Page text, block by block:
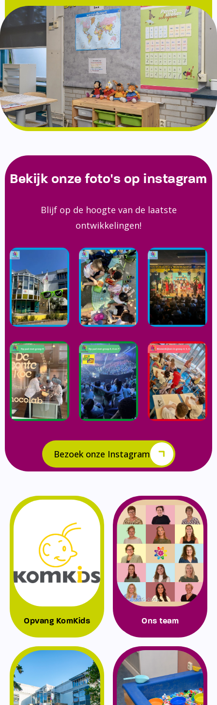
Bekijk onze foto's op instagram
Blijf op de hoogte van de laatste
ontwikkelingen!
Bezoek onze Instagram
Opvang KomKids Ons team